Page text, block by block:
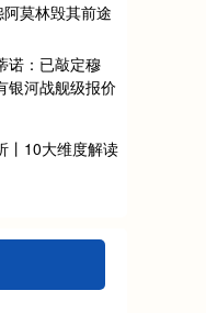
莫林毁其前途
诺：已敲定穆
银河战舰级报价
丨10大维度解读